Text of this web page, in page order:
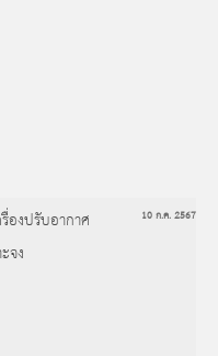
องปรับอากาศ
จง
10 ก.ค. 2567